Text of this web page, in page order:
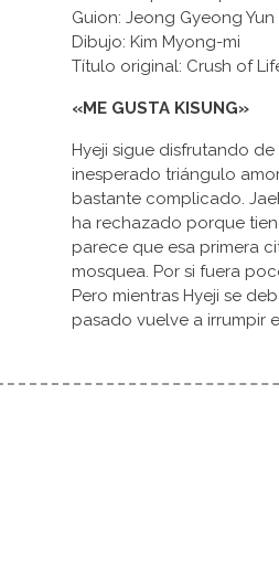
Guion: Jeong Gyeong Yun
Dibujo: Kim Myong-mi
Título original: Crush of
«ME GUSTA KISUNG»
Hyeji sigue disfrutando
inesperado triángulo
bastante complicado.
ha rechazado porque
parece que esa primera
mosquea. Por si fuera
Pero mientras Hyeji se
pasado vuelve a irrumpir